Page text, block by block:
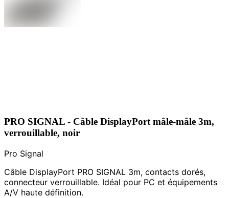
PRO SIGNAL - Câble DisplayPort mâle-mâle 3m,
verrouillable, noir
Pro Signal
Câble DisplayPort PRO SIGNAL 3m, contacts dorés,
connecteur verrouillable. Idéal pour PC et équipements
A/V haute définition.